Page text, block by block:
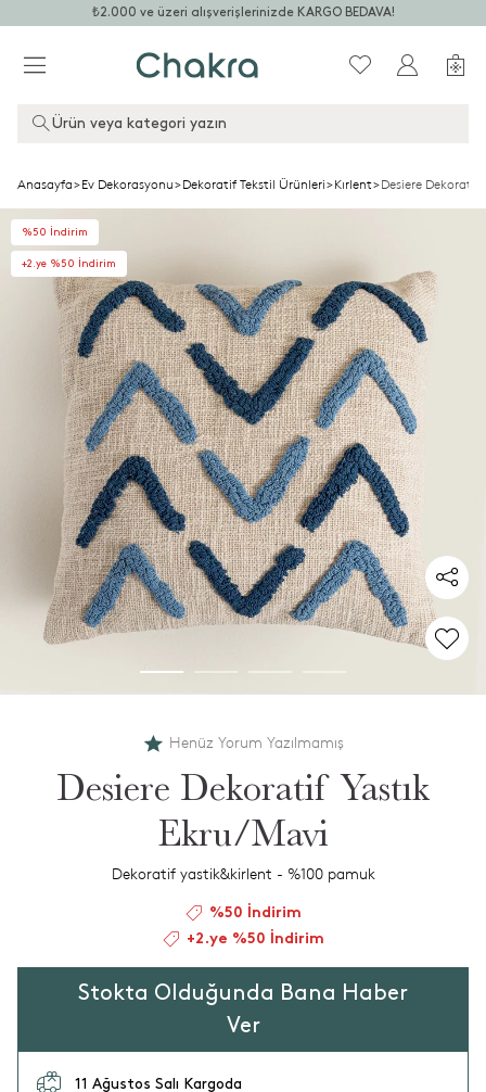
₺2.000 ve üzeri alışverişlerinizde KARGO BEDAVA!
Ürün veya kategori yazın
Anasayfa>Ev Dekorasyonu>Dekoratif Tekstil Ürünleri>Kırlent>Desiere Dekoratif
%50 İndirim
+2.ye %50 İndirim
Henüz Yorum Yazılmamış
Desiere Dekoratif Yastık
Ekru/Mavi
Dekoratif yastik&kirlent - %100 pamuk
%50 İndirim
+2.ye %50 İndirim
Stokta Olduğunda Bana Haber
Ver
11 Ağustos Salı Kargoda